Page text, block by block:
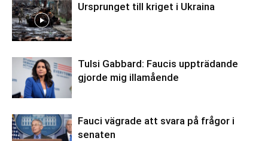
Ursprunget till kriget i Ukraina
Tulsi Gabbard: Faucis uppträdande
gjorde mig illamående
Fauci vägrade att svara på frågor i
senaten